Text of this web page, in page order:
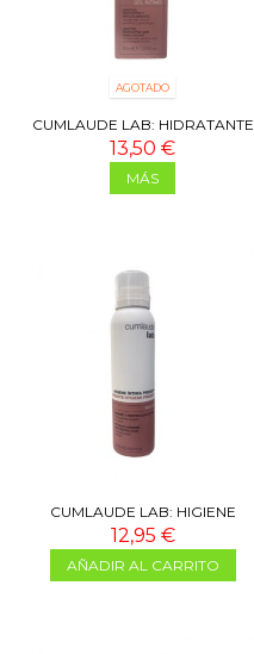
AGOTADO
CUMLAUDE LAB: HIDRATANTE
EXTERNO CLX 30 ML
13,50 €
MÁS
CUMLAUDE LAB: HIGIENE
ÍNTIMA PREBIOTIC MOUSSE 150
ML
12,95 €
AÑADIR AL CARRITO